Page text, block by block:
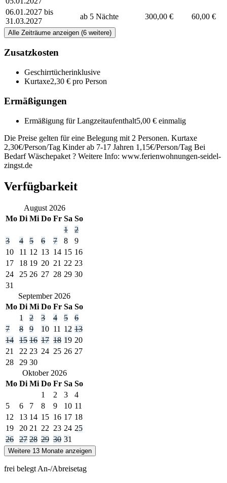
06.01.2027 bis
31.03.2027
ab 5 Nächte 300,00 € 60,00 €
Alle Zeiträume anzeigen (6 weitere)
Zusatzkosten
Geschirrtücherinklusive
Kurtaxe2,30 € pro Person
Ermäßigungen
Ermäßigung für Langzeitaufenthalt5,00 € einmalig
Die Preise gelten für eine Belegung mit 2 Personen. Kurtaxe
2,30€/Person/Tag Kinder ab 7-17 Jahren 1,15€/Person/Tag Bei
Bedarf Wäschepaket ? Weitere Info: www.ferienwohnungen-seidel-
zingst.de
Verfügbarkeit
August 2026
Mo Di Mi Do Fr Sa So
1
2
3
4 5 6 7 8
9
10
11 12 13 14 15 16
17
18 19 20 21 22 23
24
25 26 27 28 29 30
31
September 2026
Mo Di Mi Do Fr Sa So
1
2 3 4 5
6
7
8 9 10 11 12 13
14
15 16 17 18 19 20
21
22 23 24 25 26 27
28
29 30
Oktober 2026
Mo Di Mi Do Fr Sa So
1
2 3
4
5
6 7 8 9 10 11
12
13 14 15 16 17 18
19
20 21 22 23 24 25
26
27 28 29 30 31
Weitere 13 Monate anzeigen
frei belegt An-/Abreisetag